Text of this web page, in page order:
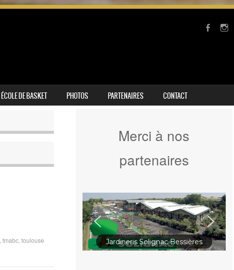
ÉCOLE DE BASKET PHOTOS PARTENAIRES CONTACT
tmabc, toulouse
Merci à nos
partenaires
Jardineris Solignac Bessières